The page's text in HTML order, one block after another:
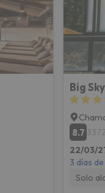
Big
8.7
22/03/
3 días
Solo